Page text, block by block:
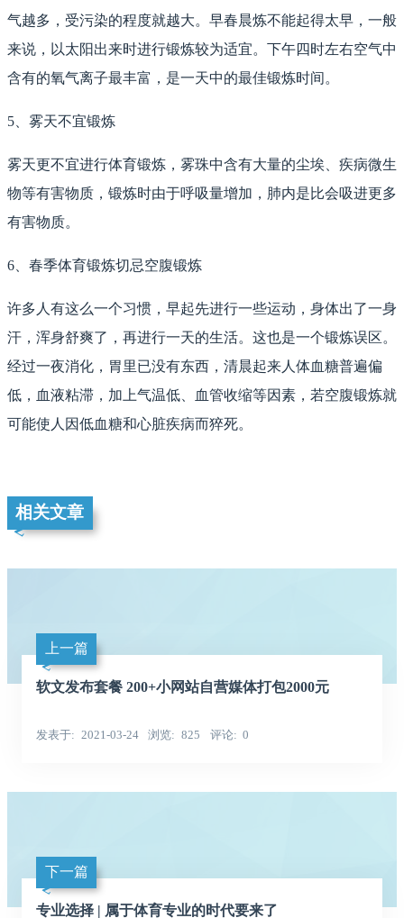
气越多，受污染的程度就越大。早春晨炼不能起得太早，一般
来说，以太阳出来时进行锻炼较为适宜。下午四时左右空气中
含有的氧气离子最丰富，是一天中的最佳锻炼时间。
5、雾天不宜锻炼
雾天更不宜进行体育锻炼，雾珠中含有大量的尘埃、疾病微生
物等有害物质，锻炼时由于呼吸量增加，肺内是比会吸进更多
有害物质。
6、春季体育锻炼切忌空腹锻炼
许多人有这么一个习惯，早起先进行一些运动，身体出了一身
汗，浑身舒爽了，再进行一天的生活。这也是一个锻炼误区。
经过一夜消化，胃里已没有东西，清晨起来人体血糖普遍偏
低，血液粘滞，加上气温低、血管收缩等因素，若空腹锻炼就
可能使人因低血糖和心脏疾病而猝死。
相关文章
上一篇
软文发布套餐 200+小网站自营媒体打包2000元
发表于 2021-03-24 浏览 825 评论 0
下一篇
专业选择 | 属于体育专业的时代要来了